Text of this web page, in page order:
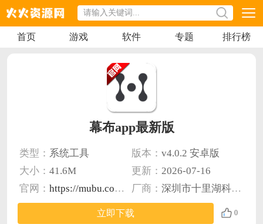
首页 游戏 软件 专题 排行榜
幕布app最新版
类型： 系统工具 版本： v4.0.2 安卓版
大小： 41.6M 更新： 2026-07-16
官网： https://mubu.com/apps 厂商： 深圳市十里湖科技有限公司
立即下载 0